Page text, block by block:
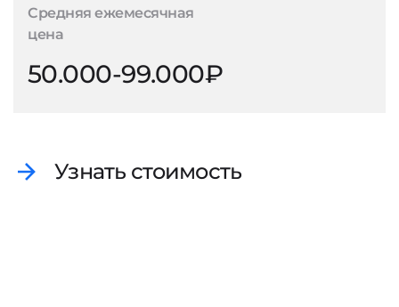
Средняя ежемесячная
цена
50.000-99.000₽
Узнать стоимость